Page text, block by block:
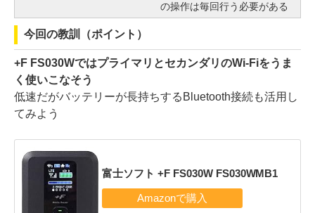
の操作は毎回行う必要がある
今回の教訓（ポイント）
+F FS030WではプライマリとセカンダリのWi-Fiをうま
く使いこなそう
低速だがバッテリーが長持ちするBluetooth接続も活用し
てみよう
富士ソフト +F FS030W FS030WMB1